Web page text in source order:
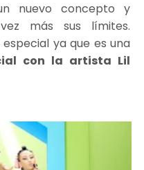
nuevo concepto y
más sus límites.
ya que es una
con la artista Lil